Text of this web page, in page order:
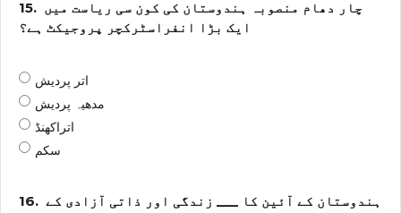
15. چار دھام منصوبہ ہندوستان کی کون سی ریاست میں
ایک بڑا انفراسٹرکچر پروجیکٹ ہے؟
اتر پردیش
مدھیہ پردیش
اتراکھنڈ
سکم
16. ہندوستان کے آئین کا ___ زندگی اور ذاتی آزادی کے